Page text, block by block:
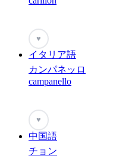
♥
イタリア語
カンパネッロ
campanello
♥
中国語
チョン